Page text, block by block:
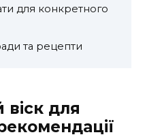
для конкретного
та рецепти
для